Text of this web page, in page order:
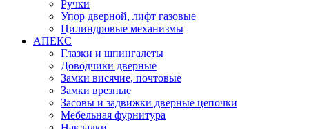
Ручки
Упор дверной, лифт газовые
Цилиндровые механизмы
АПЕКС
Глазки и шпингалеты
Доводчики дверные
Замки висячие, почтовые
Замки врезные
Засовы и задвижки дверные цепочки
Мебельная фурнитура